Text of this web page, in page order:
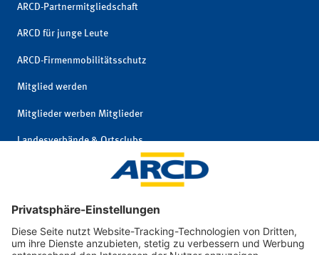
ARCD-Partnermitgliedschaft
ARCD für junge Leute
ARCD-Firmenmobilitätsschutz
Mitglied werden
Mitglieder werben Mitglieder
Landesverbände & Ortsclubs
Mitgliedschaft kündigen